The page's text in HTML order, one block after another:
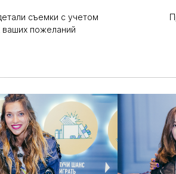
съемки с учетом
ваших пожеланий